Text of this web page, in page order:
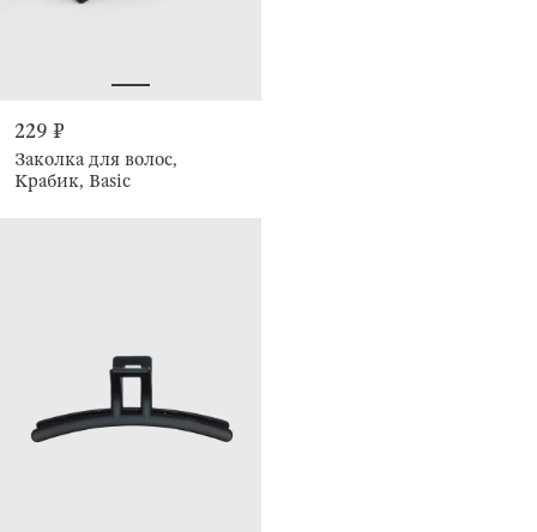
229 ₽
Заколка для волос,
Крабик, Basic